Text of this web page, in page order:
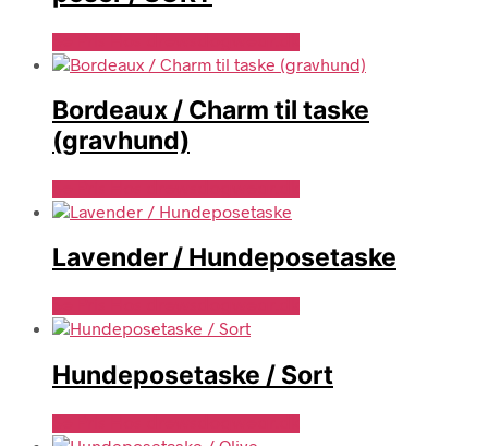
Bordeaux / Charm til taske
(gravhund)
Lavender / Hundeposetaske
Hundeposetaske / Sort